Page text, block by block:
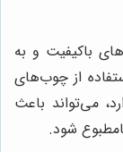
باکیفیت و به
از چوب‌های
می‌تواند باعث
شود.